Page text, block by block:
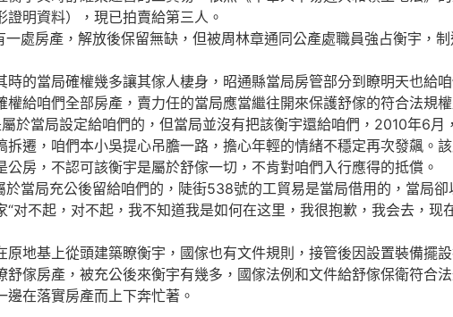
明資料），現已拍賣給第三人。
房產，解放後保留無缺，但被周林章通同公產處職員強占衡宇，
當局確權幾多讓其傢人棲身，昭通縣當局房管部分到瞭明天也給
給咱們全部房產，賣力任的當局應當繼往開來保護舒傢的符合法規權
當局設定給咱們的，但當局並沒有把該衡宇還給咱們，2010年6月
遷，咱們本小吳提心吊膽一路，擔心年輕的情緒不穩定再次發飆。
房，不認可該衡宇是屬於舒傢一切，不肯對咱們入行應得的抵償。
局充公後留給咱們的，陡街538號的工貿易是當局借用的，當局卻
“对不起，对不起，我不知道我是如何在这里，我很抱歉，我会去，
基上從頭建築瞭衡宇，國傢也有文件規則，接管後因設置裝備擺設
房產，被充公後來衡宇有幾多，國傢法例和文件給舒傢保衛符合
在落實房產而上下奔忙著。